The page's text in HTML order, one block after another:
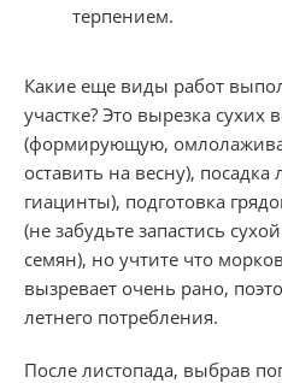
терпением.
Какие еще виды работ
участке? Это вырезка сухих
(формирующую,
оставить на весну),
гиацинты), подготовка
(не забудьте запастись
семян), но учтите что
вызревает очень рано,
летнего потребления.
После листопада, выбрав